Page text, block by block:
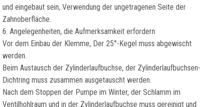
und eingebaut sein, Verwendung der ungetragenen Seite der
Zahnoberfläche.
6. Angelegenheiten, die Aufmerksamkeit erfordern
Vor dem Einbau der Klemme, Der 25°-Kegel muss abgewischt
werden.
Beim Austausch der Zylinderlaufbuchse, der Zylinderlaufbuchsen-
Dichtring muss zusammen ausgetauscht werden.
Nach dem Stoppen der Pumpe im Winter, der Schlamm im
Ventilhohlraum und in der Zylinderlaufbuchse muss gereinigt und